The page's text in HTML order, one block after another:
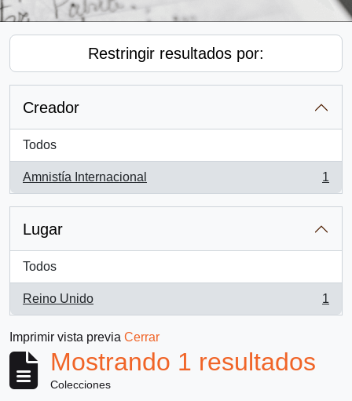
Restringir resultados por:
Creador
Todos
Amnistía Internacional
, 1 resultados
1
Lugar
Todos
Reino Unido
, 1 resultados
1
Imprimir vista previa Cerrar
Mostrando 1 resultados
Colecciones